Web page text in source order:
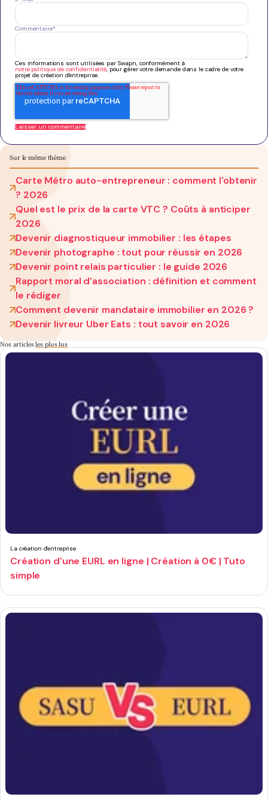
Commentaire*
Ces informations sont utilisées par Swapn, conformément à
notre politique de confidentialité, pour gérer votre demande dans le cadre de votre
projet de création d'entreprise.
Sur le même thème
Carte Métro auto-entrepreneur : comment l'obtenir
? 2026
Quel est le prix de la carte VTC ? Coûts à anticiper
2026
Devenir diagnostiqueur immobilier : les étapes
Devenir photographe : tout pour réussir en 2026
Devenir point relais particulier : le guide 2026
Rapport moral d'association : définition et comment
le rédiger
Comment devenir mandataire immobilier en 2026 ?
Devenir livreur Uber Eats : tout savoir en 2026
Nos articlesles plus lus
La création d'entreprise
Création d'une EURL en ligne | Création à 0€ | Tuto
simple